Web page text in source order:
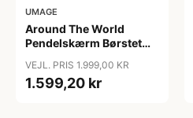
UMAGE
Around The World
Pendelskærm Børstet
VEJL. PRIS 1.999,00 KR
1.599,20 kr